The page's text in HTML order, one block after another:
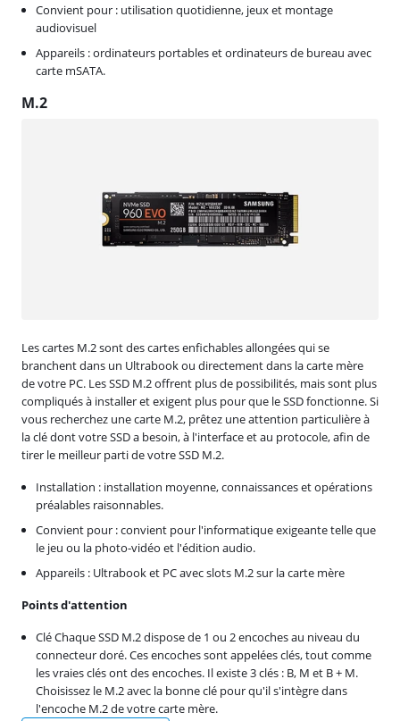
Convient pour : utilisation quotidienne, jeux et montage
audiovisuel
Appareils : ordinateurs portables et ordinateurs de bureau avec
carte mSATA.
M.2
Les cartes M.2 sont des cartes enfichables allongées qui se
branchent dans un Ultrabook ou directement dans la carte mère
de votre PC. Les SSD M.2 offrent plus de possibilités, mais sont plus
compliqués à installer et exigent plus pour que le SSD fonctionne. Si
vous recherchez une carte M.2, prêtez une attention particulière à
la clé dont votre SSD a besoin, à l'interface et au protocole, afin de
tirer le meilleur parti de votre SSD M.2.
Installation : installation moyenne, connaissances et opérations
préalables raisonnables.
Convient pour : convient pour l'informatique exigeante telle que
le jeu ou la photo-vidéo et l'édition audio.
Appareils : Ultrabook et PC avec slots M.2 sur la carte mère
Points d'attention
Clé Chaque SSD M.2 dispose de 1 ou 2 encoches au niveau du
connecteur doré. Ces encoches sont appelées clés, tout comme
les vraies clés ont des encoches. Il existe 3 clés : B, M et B + M.
Choisissez le M.2 avec la bonne clé pour qu'il s'intègre dans
l'encoche M.2 de votre carte mère.